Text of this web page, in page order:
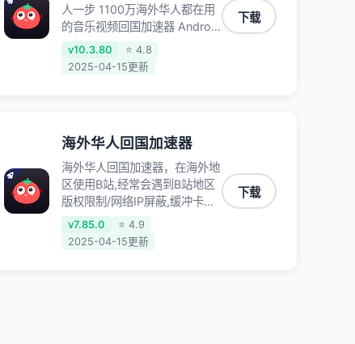
人一步 1100万海外华人都在用
的音乐视频回国加速器 Android
iOS Windows Mac TV VIP 支
持多种加速场景 了解更多 看视
v10.3.80
⭐ 4.8
2025-04-15更新
下载
海外华人回国加速器
海外华人回国加速器，在海外地
区使用B站,经常会遇到B站地区
版权限制/网络IP屏蔽,缓冲卡顿
等问题,使用我们的哔哩哔哩专
用回国VPN,可加速解决各类网
v7.85.0
⭐ 4.9
2025-04-15更新
下载